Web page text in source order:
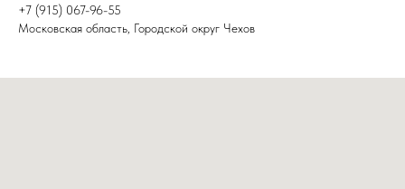
+7 (915) 067-96-55
Московская область, Городской округ Чехов